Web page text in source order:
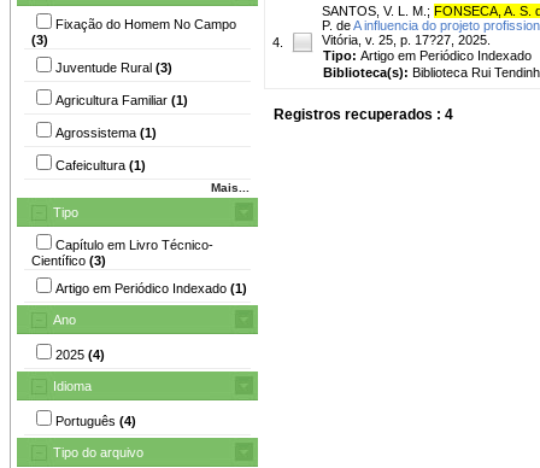
Fixação do Homem No Campo
(3)
Juventude Rural (3)
Agricultura Familiar (1)
Agrossistema (1)
Cafeicultura (1)
Mais...
Tipo
Capítulo em Livro Técnico-
Científico (3)
Artigo em Periódico Indexado (1)
Ano
2025 (4)
Idioma
Português (4)
Tipo do arquivo
4.
SANTOS, V. L. M. ; FONSECA, A. S.
P. deA influencia do projeto
Vitória, v. 25, p. 17?27, 2025.
Tipo: Artigo em Periódico Indexado
Biblioteca(s): Biblioteca Rui
Registros recuperados : 4